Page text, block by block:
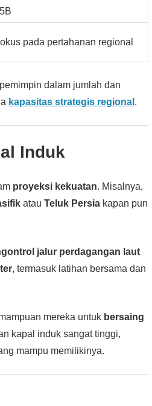
pada pertahanan regional
dalam jumlah dan
kapasitas strategis regional .
Induk
proyeksi kekuatan. Misalnya,
atauTeluk Persia kapan pun
jalur perdagangan laut
, termasuk latihan bersama dan
mereka untuk bersaing
kapal induk sangat tinggi,
mampu memilikinya.